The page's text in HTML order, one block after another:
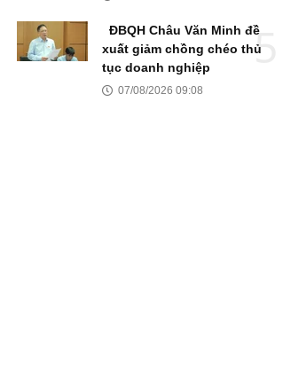
ĐBQH Châu Văn Minh đề
xuất giảm chồng chéo thủ
tục doanh nghiệp
07/08/2026 09:08